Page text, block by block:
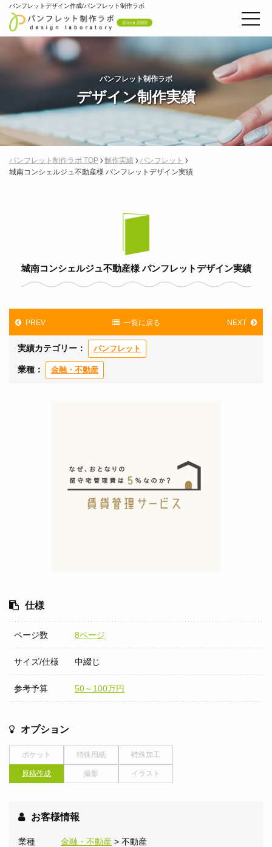
パンフレットデザイン作成/パンフレット制作ラボ
パンフレット制作ラボ
デザイン制作実績
パンフレット制作ラボ TOP 制作実績
パンフレット
城南コンシェルジュ不動産様 パンフレットデザイン実績
城南コンシェルジュ不動産様 パンフレットデザイン実績
PREV 一覧に戻る NEXT
実績カテゴリー： パンフレット
業種： 金融・不動産
仕様
ページ数 8ページ
サイズ/仕様 中綴じ
参考予算 50～100万円
オプション
ポケット 特殊用紙 特殊加工
原稿作成 撮影 イラスト
お客様情報
業種 金融・不動産 > 不動産